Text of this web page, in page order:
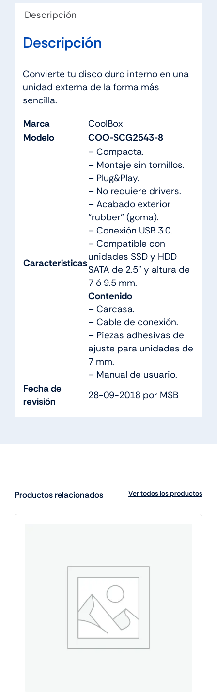
GRIS
Descripción
Descripción
Convierte tu disco duro interno en una
unidad externa de la forma más
sencilla.
Marca
CoolBox
Modelo
COO-SCG2543-8
Caracteristicas
– Compacta.
– Montaje sin tornillos.
– Plug&Play.
– No requiere drivers.
– Acabado exterior
“rubber” (goma).
– Conexión USB 3.0.
– Compatible con
unidades SSD y HDD
SATA de 2.5” y altura de
7 ó 9.5 mm.
Contenido
– Carcasa.
– Cable de conexión.
– Piezas adhesivas de
ajuste para unidades de
7 mm.
– Manual de usuario.
Fecha de
revisión
28-09-2018 por MSB
Productos relacionados Ver todos los productos